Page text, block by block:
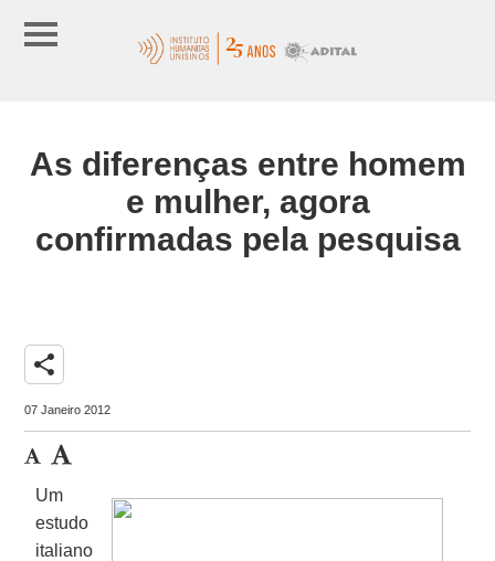
As diferenças entre homem
e mulher, agora
confirmadas pela pesquisa
share
07 Janeiro 2012
Um
estudo
italiano